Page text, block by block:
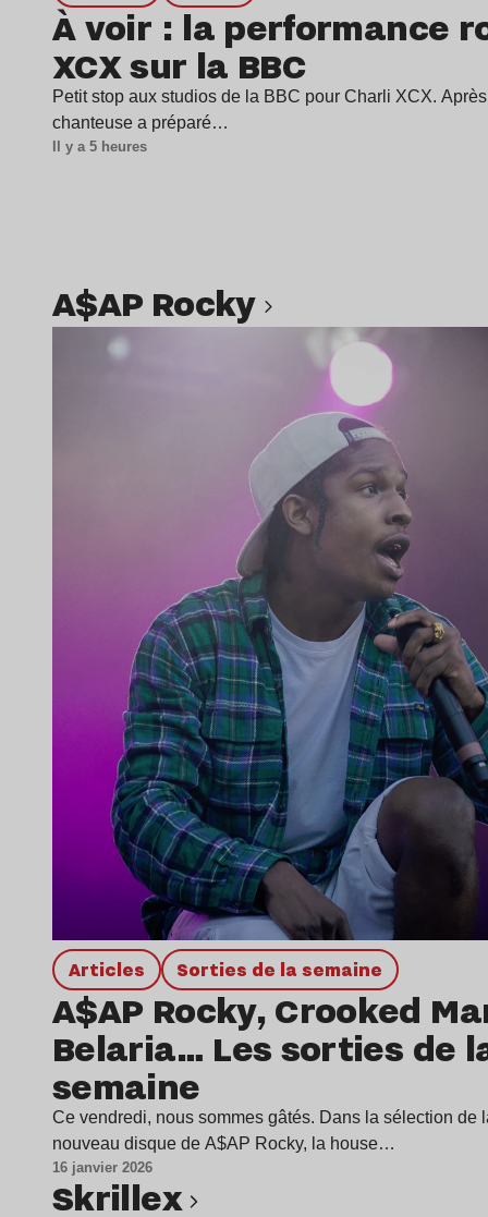
À voir : la performance
XCX sur la BBC
Petit stop aux studios de la BBC pour Charli XCX.
chanteuse a préparé…
Il y a 5 heures
A$AP Rocky
Articles Sorties de la semaine
A$AP Rocky, Crooked
Belaria… Les sorties de
semaine
Ce vendredi, nous sommes gâtés. Dans la sélection de
nouveau disque de A$AP Rocky, la house…
16 janvier 2026
Lire l’article
Skrillex